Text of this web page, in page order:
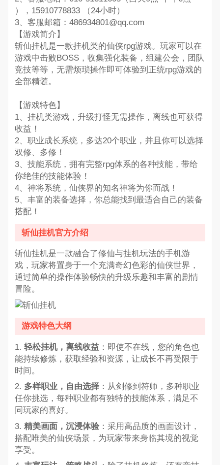
），15910778833 （24小时）
3、客服邮箱：486934801@qq.com
【游戏简介】
斩仙挂机是一款挂机类的仙侠rpg游戏。玩家可以在
游戏中击败BOSS，收集强化装备，组建公会，团队
竞技等等，无需烦琐操作即可体验到正统rpg游戏的
全部精髓。
【游戏特色】
1、挂机类游戏，升级打怪无需操作，离线也可获得
收益！
2、职业成长系统，多达20个职业，并且你可以选择
双修、多修！
3、技能系统，拥有完整rpg体系的各种技能，带给
你绝佳的技能体验！
4、神将系统，仙侠界的知名神将为你而战！
5、丰富的装备选择，你总能找到最适合自己的装备
搭配！
斩仙挂机官方介绍
斩仙挂机是一款融合了修仙与挂机玩法的手机游
戏，玩家将置身于一个充满奇幻色彩的仙侠世界，
通过简单的操作体验畅快的升级乐趣和丰富的剧情
冒险。
游戏特色大纲
1. 轻松挂机，离线收益：即使不在线，您的角色也
能持续修炼，获取经验和资源，让成长不再受限于
时间。
2. 多样职业，自由选择：从剑修到符师，多种职业
任你挑选，每种职业都有独特的技能体系，满足不
同玩家的喜好。
3. 精美画面，沉浸体验：采用高品质的画面设计，
搭配唯美的仙侠场景，为玩家带来身临其境的视觉
享受。